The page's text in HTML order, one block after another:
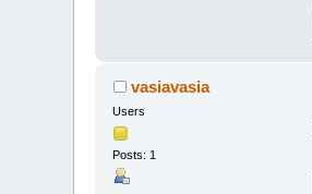
vasiavasia
Users
Posts: 1